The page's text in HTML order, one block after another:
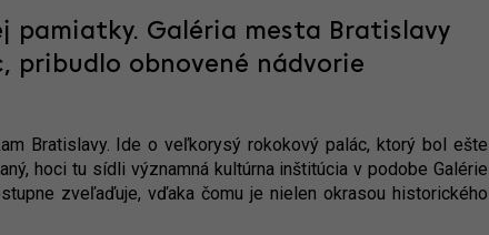
pamiatky. Galéria mesta Bratislavy
pribudlo obnovené nádvorie
Bratislavy. Ide o veľkorysý rokokový palác, ktorý bol ešte
hoci tu sídli významná kultúrna inštitúcia v podobe Galérie
zveľaďuje, vďaka čomu je nielen okrasou historického